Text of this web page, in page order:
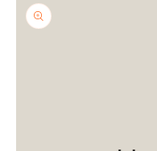
a la
información